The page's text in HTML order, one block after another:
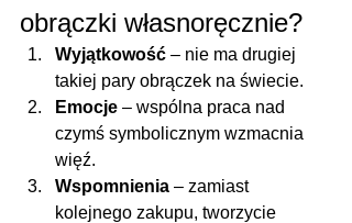
obrączki własnoręcznie?
Wyjątkowość – nie ma drugiej
takiej pary obrączek na świecie.
Emocje – wspólna praca nad
czymś symbolicznym wzmacnia
więź.
Wspomnienia – zamiast
kolejnego zakupu, tworzycie